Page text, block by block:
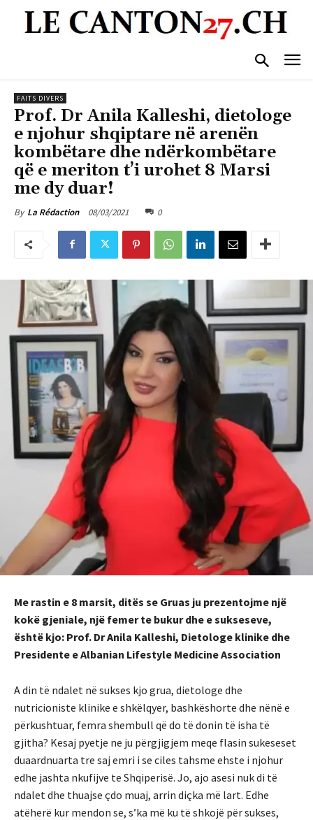
FAITS DIVERS
Prof. Dr Anila Kalleshi, dietologe
e njohur shqiptare në arenën
kombëtare dhe ndërkombëtare
që e meriton t’i urohet 8 Marsi
me dy duar!
By La Rédaction 08/03/2021 0
Me rastin e 8 marsit, ditës se Gruas ju prezentojme një
kokë gjeniale, një femer te bukur dhe e sukseseve,
është kjo: Prof. Dr Anila Kalleshi, Dietologe klinike dhe
Presidente e Albanian Lifestyle Medicine Association
A din të ndalet në sukses kjo grua, dietologe dhe
nutricioniste klinike e shkëlqyer, bashkëshorte dhe nënë e
përkushtuar, femra shembull që do të donin të isha të
gjitha? Kesaj pyetje ne ju përgjigjem meqe flasin sukeseset
duaardnuarta tre saj emri i se ciles tahsme ehste i njohur
edhe jashta nkufijve te Shqiperisë. Jo, ajo asesi nuk di të
ndalet dhe thuajse çdo muaj, arrin diçka më lart. Edhe
atëherë kur mendon se, s’ka më ku të shkojë për sukses,